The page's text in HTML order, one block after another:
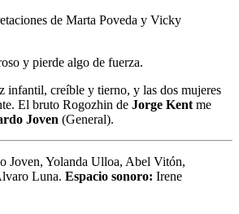
de Marta Poveda y Vicky
y pierde algo de fuerza.
infantil, creíble y tierno, y las dos mujeres
El bruto Rogozhin de Jorge Kent me
Joven (General).
Joven, Yolanda Ulloa, Abel Vitón,
Luna. Espacio sonoro: Irene